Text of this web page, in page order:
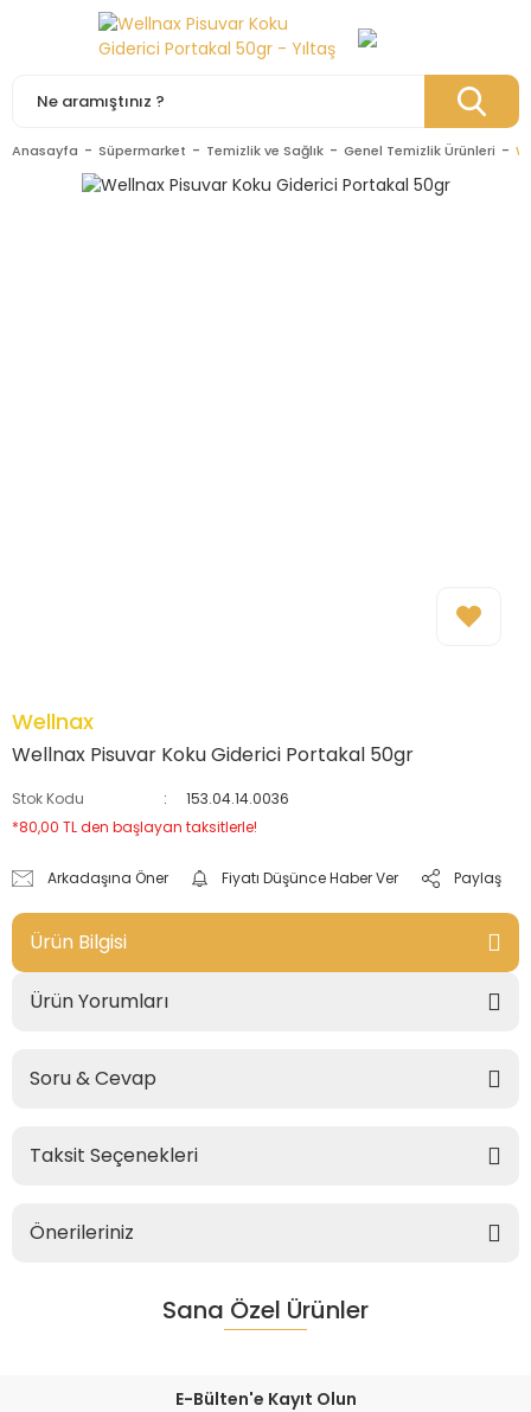
Anasayfa Süpermarket Temizlik ve Sağlık Genel Temizlik Ürünleri
Wellnax
Wellnax Pisuvar Koku Giderici Portakal 50gr
Stok Kodu
153.04.14.0036
*80,00 TL den başlayan taksitlerle!
Arkadaşına Öner Fiyatı Düşünce Haber Ver Paylaş
Ürün Bilgisi
Ürün Yorumları
Soru & Cevap
Taksit Seçenekleri
Önerileriniz
Sana Özel Ürünler
E-Bülten'e Kayıt Olun